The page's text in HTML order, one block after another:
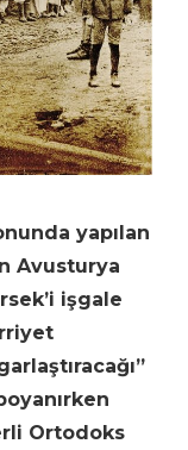
yapılan
Avusturya
işgale
Ortodoks